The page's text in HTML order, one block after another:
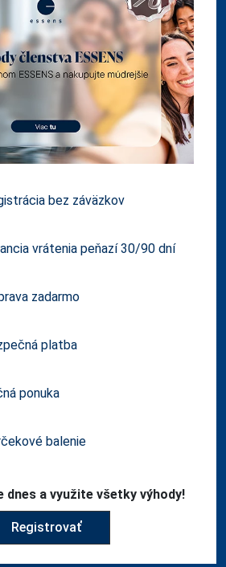
bez záväzkov
vrátenia peňazí 30/90 dní
zadarmo
platba
ponuka
balenie
dnes a využite všetky výhody!
Registrovať